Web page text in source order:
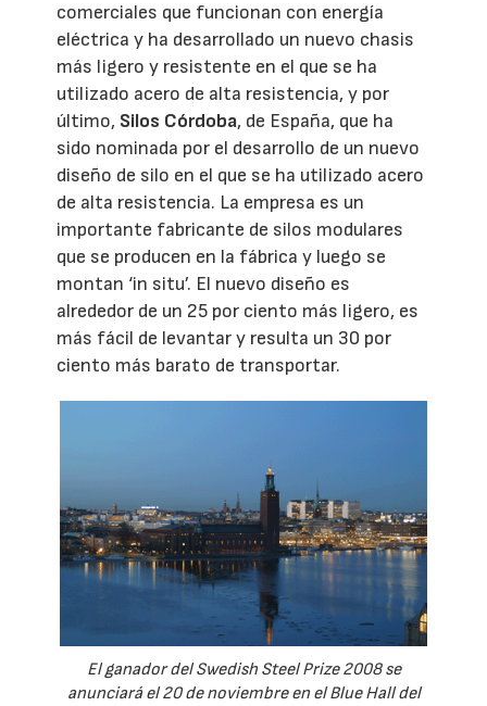
comerciales que funcionan con energía
eléctrica y ha desarrollado un nuevo chasis
más ligero y resistente en el que se ha
utilizado acero de alta resistencia, y por
último, Silos Córdoba, de España, que ha
sido nominada por el desarrollo de un nuevo
diseño de silo en el que se ha utilizado acero
de alta resistencia. La empresa es un
importante fabricante de silos modulares
que se producen en la fábrica y luego se
montan ‘in situ’. El nuevo diseño es
alrededor de un 25 por ciento más ligero, es
más fácil de levantar y resulta un 30 por
ciento más barato de transportar.
El ganador del Swedish Steel Prize 2008 se
anunciará el 20 de noviembre en el Blue Hall del